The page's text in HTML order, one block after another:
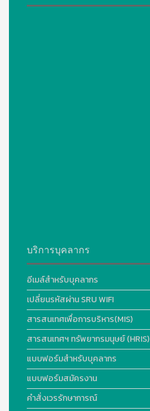
บริการบุคลากร
อีเมล์สำหรับบุคลากร
เปลี่ยนรหัสผ่าน SRU WIFI
สารสนเทศเพื่อการบริหาร(MIS)
สารสนเทศฯ ทรัพยากรมนุษย์ (HRIS)
แบบฟอร์มสำหรับบุคลากร
แบบฟอร์มสมัครงาน
คำสั่งเวรรักษาการณ์